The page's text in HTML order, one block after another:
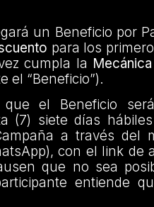
un Beneficio por
para los
cumpla la
el “Beneficio”).
el Beneficio
(7) siete días
a través del
con el link de
que no sea
entiende